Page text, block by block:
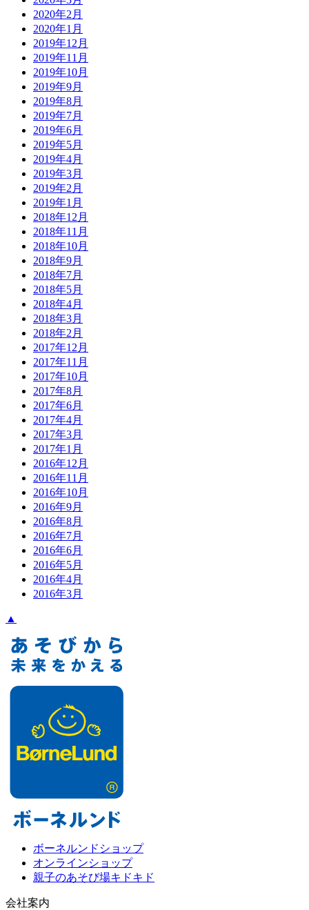
2020年2月
2020年1月
2019年12月
2019年11月
2019年10月
2019年9月
2019年8月
2019年7月
2019年6月
2019年5月
2019年4月
2019年3月
2019年2月
2019年1月
2018年12月
2018年11月
2018年10月
2018年9月
2018年7月
2018年5月
2018年4月
2018年3月
2018年2月
2017年12月
2017年11月
2017年10月
2017年8月
2017年6月
2017年4月
2017年3月
2017年1月
2016年12月
2016年11月
2016年10月
2016年9月
2016年8月
2016年7月
2016年6月
2016年5月
2016年4月
2016年3月
▲
ボーネルンドショップ
オンラインショップ
親子のあそび場キドキド
会社案内